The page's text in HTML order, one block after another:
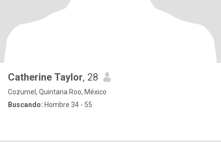
Catherine Taylor, 28
Cozumel, Quintana Roo, México
Buscando: Hombre 34 - 55